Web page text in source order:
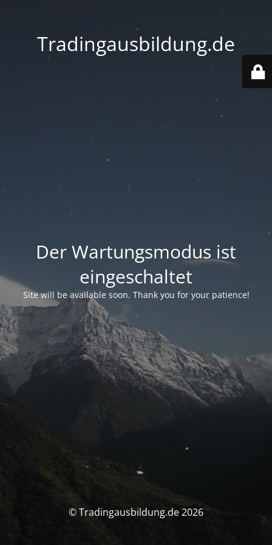
Tradingausbildung.de
Der Wartungsmodus ist
eingeschaltet
Site will be available soon. Thank you for your patience!
© Tradingausbildung.de 2026